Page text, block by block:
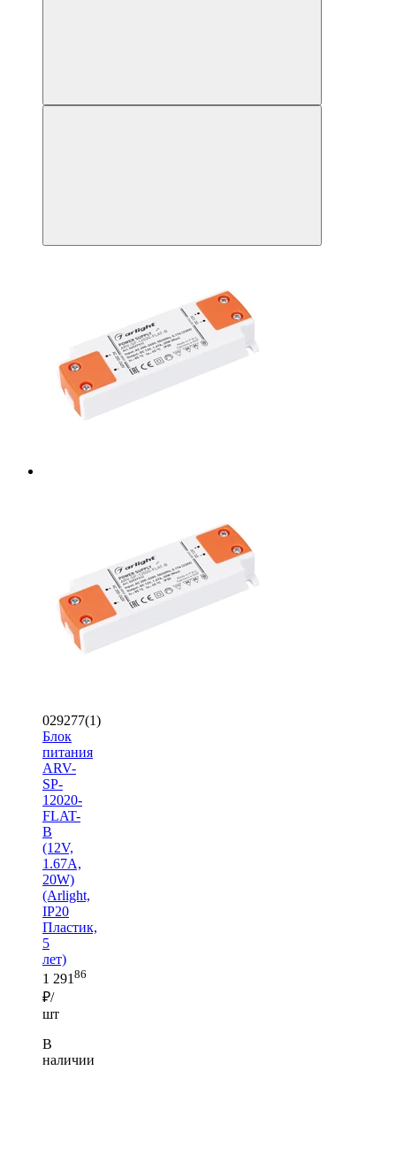
029277(1)
Блок
питания
ARV-
SP-
12020-
FLAT-
B
(12V,
1.67A,
20W)
(Arlight,
IP20
Пластик,
5
лет)
1 291 86
₽/
шт
В
наличии